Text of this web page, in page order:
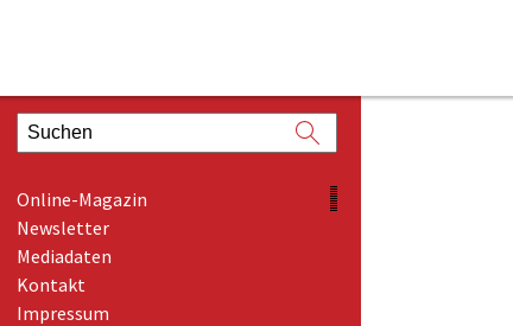
Online-Magazin
Newsletter
Mediadaten
Kontakt
Impressum